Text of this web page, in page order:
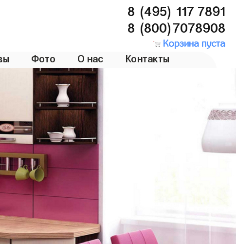
8 (495) 117 7891
8 (800)7078908
Корзина пуста
Фото О нас Контакты